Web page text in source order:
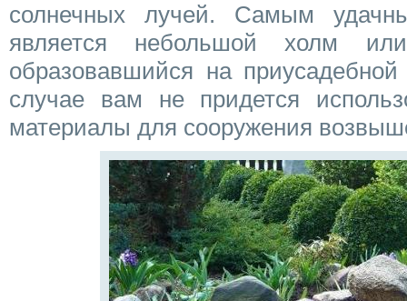
солнечных лучей. Самым
является небольшой холм
образовавшийся на
случае вам не придется
материалы для сооружения